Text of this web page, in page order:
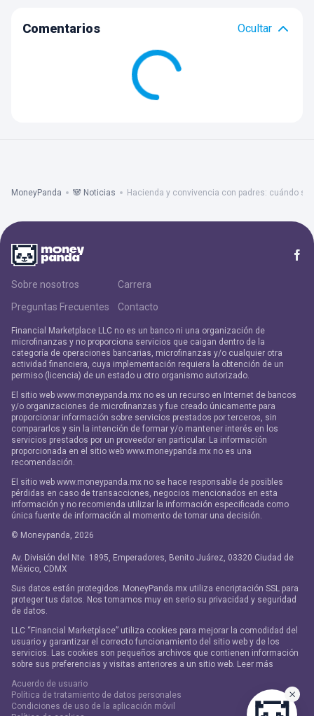
Comentarios Ocultar
MoneyPanda 🐼 Noticias Hacienda y convivencia con padres: cuándo se
Sobre nosotros
Carrera
Preguntas Frecuentes
Contacto
Financial Marketplace LLC no es un banco ni una organización de
microfinanzas y no proporciona servicios que caigan dentro de la
categoría de operaciones bancarias, microfinanzas y/o cualquier otra
actividad financiera, cuya implementación requiera la obtención de un
permiso (licencia) de un estado u otro organismo autorizado.
El sitio web www.moneypanda.mx no es un recurso en Internet de bancos
y/o organizaciones de microfinanzas y fue creado únicamente para
proporcionar información sobre servicios prestados por terceros, sin
compararlos y sin la intención de formar y/o mantener interés en los
servicios prestados por un proveedor en particular. La información
proporcionada en el sitio web www.moneypanda.mx no es una
recomendación.
El sitio web www.moneypanda.mx no se hace responsable de posibles
pérdidas en caso de transacciones, negocios mencionados en esta
información y no recomienda utilizar la información especificada como
única fuente de información al momento de tomar una decisión.
© Moneypanda, 2026
Av. División del Nte. 1895, Emperadores, Benito Juárez, 03320 Ciudad de
México, CDMX
Sus datos están protegidos. MoneyPanda.mx utiliza encriptación SSL para
proteger tus datos. Nos tomamos muy en serio su privacidad y seguridad
de datos.
LLC “Financial Marketplace” utiliza cookies para mejorar la comodidad del
usuario y garantizar el correcto funcionamiento del sitio web y de los
servicios. Las cookies son pequeños archivos que contienen información
sobre sus preferencias y visitas anteriores a un sitio web. Leer más
Acuerdo de usuario
Política de tratamiento de datos personales
Condiciones de uso de la aplicación móvil